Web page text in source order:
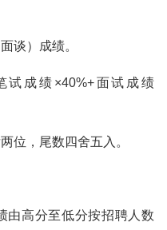
谈）成绩。
试成绩×40%+面试成绩
位，尾数四舍五入。
由高分至低分按招聘人数